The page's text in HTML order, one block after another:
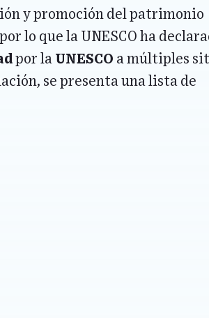
y promoción del patrimonio
por lo que la UNESCO ha
por la UNESCO a múltiples
se presenta una lista de